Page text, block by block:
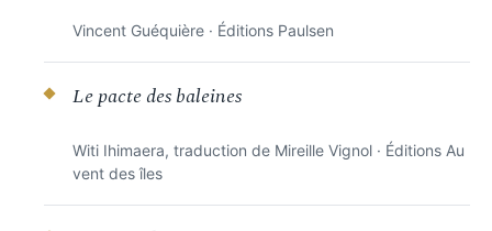
Vincent Guéquière · Éditions Paulsen
Le pacte des baleines
Witi Ihimaera, traduction de Mireille Vignol · Éditions Au
vent des îles